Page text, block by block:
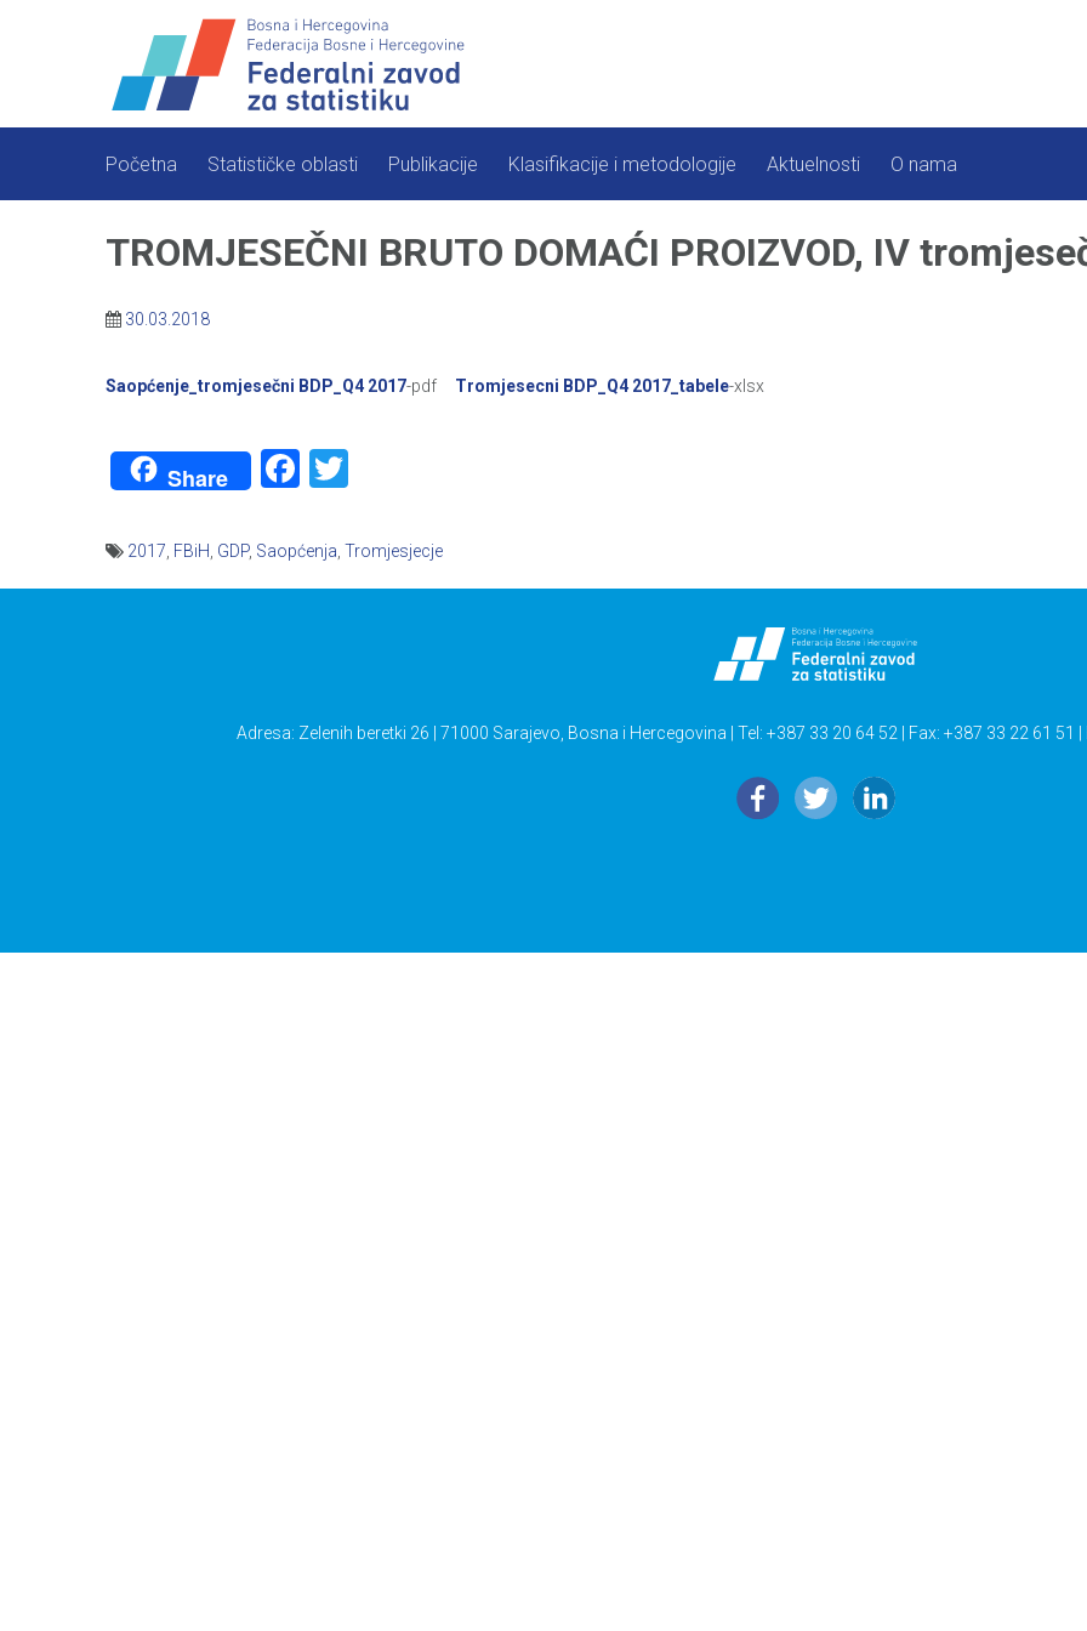
Početna Statističke oblasti Publikacije Klasifikacije i metodologije Aktuelnosti O nama
TROMJESEČNI BRUTO DOMAĆI PROIZVOD, IV
30.03.2018
Saopćenje_tromjesečni BDP_Q4 2017-pdf Tromjesecni BDP_Q4 2017_tabele-xlsx
Share Facebook
2017 FBiH GDP, Saopćenja Tromjesjecje
Adresa: Zelenih beretki 26 | 71000 Sarajevo, Bosna i Hercegovina | Tel: +387 33 20 64 52 | Fax: +387 33 22 61 51 |